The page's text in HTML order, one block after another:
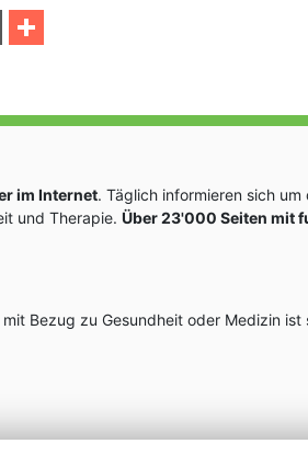
im Internet. Täglich informieren sich um
und Therapie. Über 23'000 Seiten mit
Bezug zu Gesundheit oder Medizin